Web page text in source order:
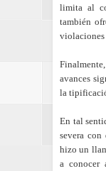
limita al
también
violaciones
avances
la
En tal
severa
hizo un
a conocer